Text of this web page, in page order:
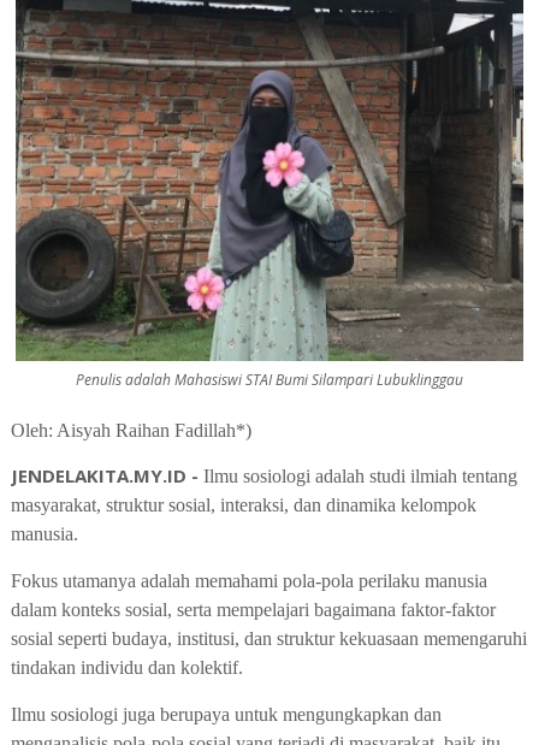
Penulis adalah Mahasiswi STAI Bumi Silampari Lubuklinggau
Oleh: Aisyah Raihan Fadillah*)
JENDELAKITA.MY.ID - Ilmu sosiologi adalah studi ilmiah tentang
masyarakat, struktur sosial, interaksi, dan dinamika kelompok
manusia.
Fokus utamanya adalah memahami pola-pola perilaku manusia
dalam konteks sosial, serta mempelajari bagaimana faktor-faktor
sosial seperti budaya, institusi, dan struktur kekuasaan memengaruhi
tindakan individu dan kolektif.
Ilmu sosiologi juga berupaya untuk mengungkapkan dan